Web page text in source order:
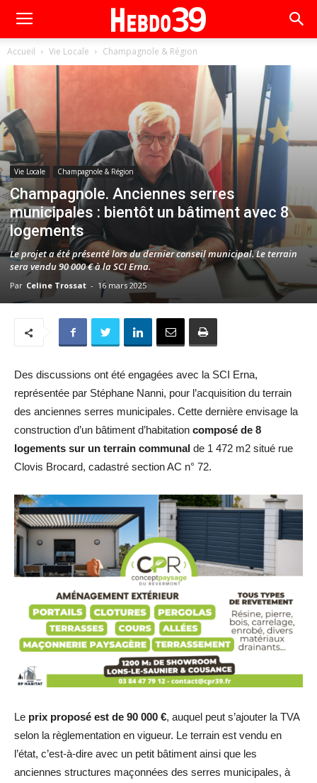
Accueil Vie Locale Champagnole & Région
Vie Locale Champagnole & Région
Champagnole. Anciennes serres
municipales : bientôt un bâtiment avec 8
logements
Le projet a été présenté lors du dernier conseil municipal. Le terrain
sera vendu 90 000 € à la SCI Erna.
Par Celine Trossat - 16 mars 2025
Des discussions ont été engagées avec la SCI Erna,
représentée par Stéphane Nanni, pour l’acquisition du terrain
des anciennes serres municipales. Cette dernière envisage la
construction d’un bâtiment d’habitation composé de 8
logements sur un terrain communal de 1 472 m2 situé rue
Clovis Brocard, cadastré section AC n° 72.
Le prix proposé est de 90 000 €, auquel peut s’ajouter la TVA
selon la règlementation en vigueur. Le terrain est vendu en
l’état, c’est-à-dire avec un petit bâtiment ainsi que les
anciennes structures maçonnées des serres municipales, à